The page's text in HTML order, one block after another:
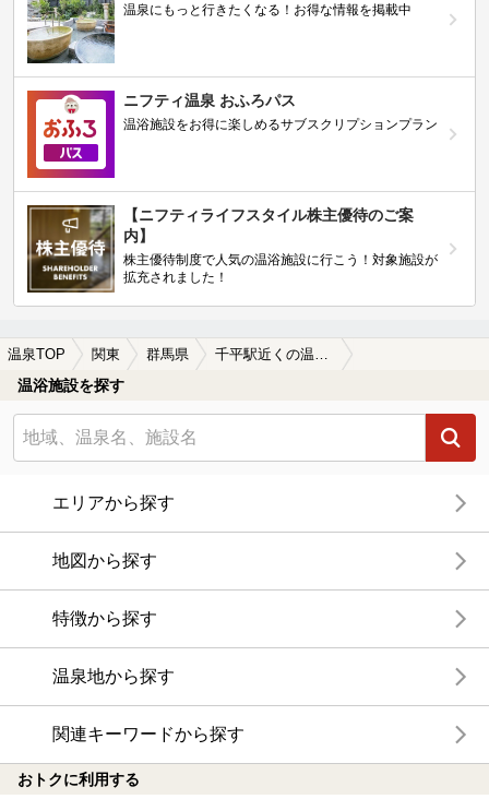
温泉にもっと行きたくなる！お得な情報を掲載中
ニフティ温泉 おふろパス
温浴施設をお得に楽しめるサブスクリプションプラン
【ニフティライフスタイル株主優待のご案
内】
株主優待制度で人気の温浴施設に行こう！対象施設が
拡充されました！
温泉TOP 関東 群馬県
温浴施設を探す
エリアから探す
地図から探す
特徴から探す
温泉地から探す
関連キーワードから探す
おトクに利用する